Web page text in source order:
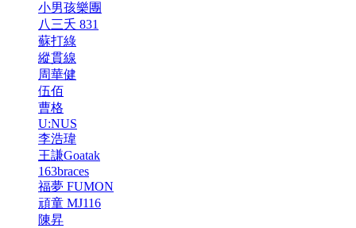
小男孩樂團
八三夭 831
蘇打綠
縱貫線
周華健
伍佰
曹格
U:NUS
李浩瑋
王謙Goatak
163braces
福夢 FUMON
頑童 MJ116
陳昇